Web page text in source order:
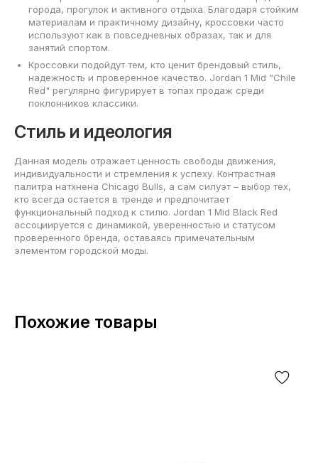
города, прогулок и активного отдыха. Благодаря стойким
материалам и практичному дизайну, кроссовки часто
используют как в повседневных образах, так и для
занятий спортом.
Кроссовки подойдут тем, кто ценит брендовый стиль,
надежность и проверенное качество. Jordan 1 Mid "Chile
Red" регулярно фигурирует в топах продаж среди
поклонников классики.
Стиль и идеология
Данная модель отражает ценность свободы движения,
индивидуальности и стремления к успеху. Контрастная
палитра натхнена Chicago Bulls, а сам силуэт – выбор тех,
кто всегда остается в тренде и предпочитает
функциональный подход к стилю. Jordan 1 Mid Black Red
ассоциируется с динамикой, уверенностью и статусом
проверенного бренда, оставаясь примечательным
элементом городской моды.
Похожие товары